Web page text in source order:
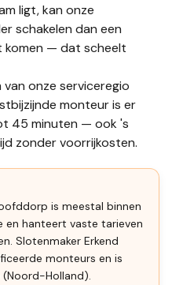
ligt, kan onze
schakelen dan een
komen — dat scheelt
onze serviceregio
monteur is er
45 minuten — ook 's
zonder voorrijkosten.
is meestal binnen
hanteert vaste tarieven
Slotenmaker Erkend
monteurs en is
Holland).